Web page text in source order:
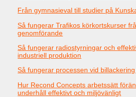
Från gymnasieval till studier på
Så fungerar Trafikos körkortskurser
genomförande
Så fungerar radiostyrningar och
industriell produktion
Så fungerar processen vid
Hur Recond Concepts arbetssätt
underhåll effektivt och miljövänligt